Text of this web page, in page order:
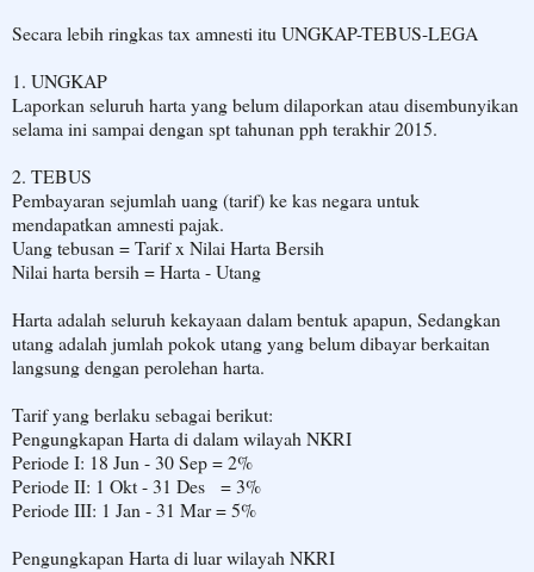
Secara lebih ringkas tax amnesti itu UNGKAP-TEBUS-LEGA
1. UNGKAP
Laporkan seluruh harta yang belum dilaporkan atau disembunyikan
selama ini sampai dengan spt tahunan pph terakhir 2015.
2. TEBUS
Pembayaran sejumlah uang (tarif) ke kas negara untuk
mendapatkan amnesti pajak.
Uang tebusan = Tarif x Nilai Harta Bersih
Nilai harta bersih = Harta - Utang
Harta adalah seluruh kekayaan dalam bentuk apapun, Sedangkan
utang adalah jumlah pokok utang yang belum dibayar berkaitan
langsung dengan perolehan harta.
Tarif yang berlaku sebagai berikut:
Pengungkapan Harta di dalam wilayah NKRI
Periode I: 18 Jun - 30 Sep = 2%
Periode II: 1 Okt - 31 Des = 3%
Periode III: 1 Jan - 31 Mar = 5%
Pengungkapan Harta di luar wilayah NKRI